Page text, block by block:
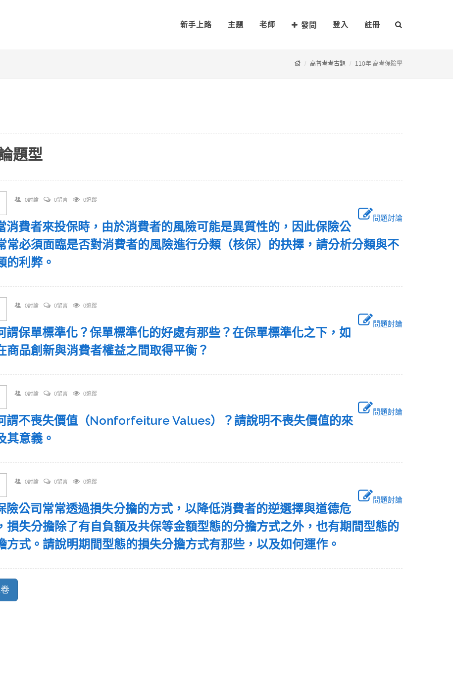
新手上路 主題 老師 發問 登入 註冊
高普考考古題 110年 高考保險學
題型
0討論 0留言 0追蹤
問題討論
消費者來投保時，由於消費者的風險可能是異質性的，因此保險公
常必須面臨是否對消費者的風險進行分類（核保）的抉擇，請分析分類與不
的利弊。
0討論 0留言 0追蹤
問題討論
謂保單標準化？保單標準化的好處有那些？在保單標準化之下，如
商品創新與消費者權益之間取得平衡？
0討論 0留言 0追蹤
問題討論
謂不喪失價值（Nonforfeiture Values）？請說明不喪失價值的來
其意義。
0討論 0留言 0追蹤
問題討論
險公司常常透過損失分擔的方式，以降低消費者的逆選擇與道德危
損失分擔除了有自負額及共保等金額型態的分擔方式之外，也有期間型態的
方式。請說明期間型態的損失分擔方式有那些，以及如何運作。